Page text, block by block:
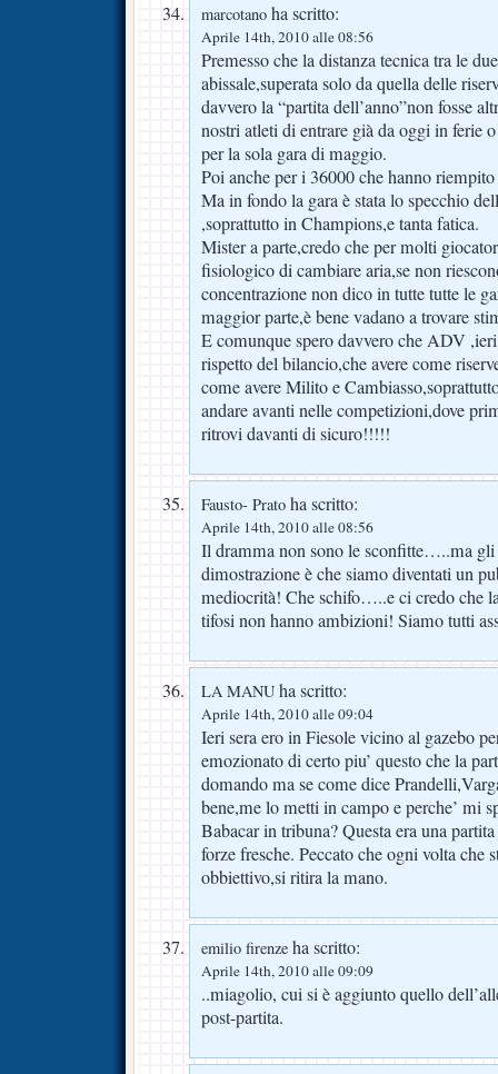
marcotano ha scritto:
Aprile 14th, 2010 alle 08:56
Premesso che la distanza tecnica tra le
abissale,superata solo da quella delle
davvero la “partita dell’anno”non fosse
nostri atleti di entrare già da oggi in ferie
per la sola gara di maggio.
Poi anche per i 36000 che hanno
Ma in fondo la gara è stata lo specchio
,soprattutto in Champions,e tanta fatica.
Mister a parte,credo che per molti
fisiologico di cambiare aria,se non
concentrazione non dico in tutte tutte le
maggior parte,è bene vadano a trovare
E comunque spero davvero che ADV
rispetto del bilancio,che avere come
come avere Milito e
andare avanti nelle competizioni,dove
ritrovi davanti di sicuro!!!!!
Fausto- Prato ha scritto:
Aprile 14th, 2010 alle 08:56
Il dramma non sono le sconfitte…..ma
dimostrazione è che siamo diventati un
mediocrità! Che schifo…..e ci credo che
tifosi non hanno ambizioni! Siamo tutti
LA MANU ha scritto:
Aprile 14th, 2010 alle 09:04
Ieri sera ero in Fiesole vicino al gazebo
emozionato di certo piu’ questo che la
domando ma se come dice
bene,me lo metti in campo e perche’ mi
Babacar in tribuna? Questa era una
forze fresche. Peccato che ogni volta che
obbiettivo,si ritira la mano.
emilio firenze ha scritto:
Aprile 14th, 2010 alle 09:09
..miagolio, cui si è aggiunto quello
post-partita.